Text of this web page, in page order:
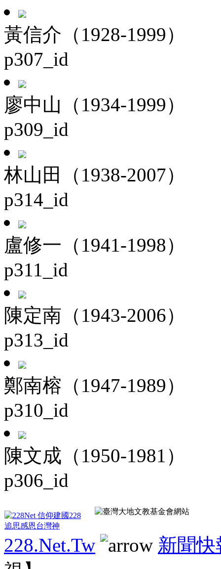
黃信介（1928-1999）
p307_id
廖中山（1934-1999）
p309_id
林山田（1938-2007）
p314_id
盧修一（1941-1998）
p311_id
陳定南（1943-2006）
p313_id
鄭南榕（1947-1989）
p310_id
陳文成（1950-1981）
p306_id
228.Net.Tw
新聞快